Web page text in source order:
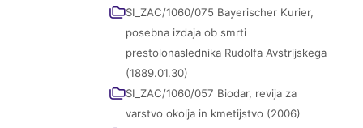
SI_ZAC/1060/075 Bayerischer Kurier,
posebna izdaja ob smrti
prestolonaslednika Rudolfa Avstrijskega
(1889.01.30)
SI_ZAC/1060/057 Biodar, revija za
varstvo okolja in kmetijstvo (2006)